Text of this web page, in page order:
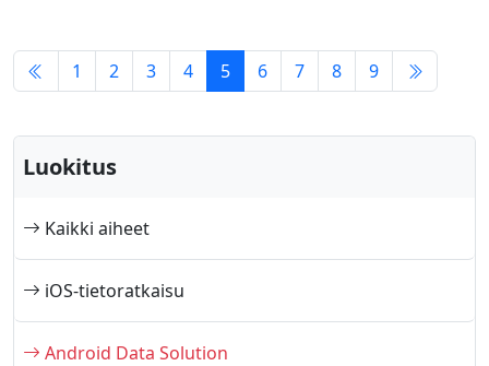
Luokitus
Kaikki aiheet
iOS-tietoratkaisu
Android Data Solution
1 2 3 4 5 6 7 8 9